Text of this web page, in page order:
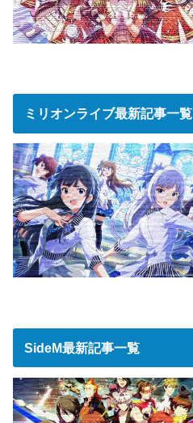
ミリオンライブ最新記事一覧
SideM最新記事一覧